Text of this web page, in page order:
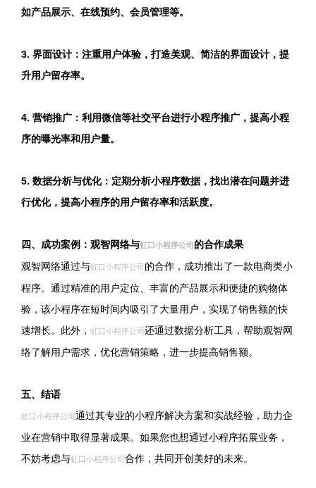
如产品展示、在线预约、会员管理等。
3. 界面设计：注重用户体验，打造美观、简洁的界面设计，提
升用户留存率。
4. 营销推广：利用微信等社交平台进行小程序推广，提高小程
序的曝光率和用户量。
5. 数据分析与优化：定期分析小程序数据，找出潜在问题并进
行优化，提高小程序的用户留存率和活跃度。
四、成功案例：观智网络与虹口小程序公司 的合作成果
观智网络通过与虹口小程序公司 的合作，成功推出了一款电商类小
程序。通过精准的用户定位、丰富的产品展示和便捷的购物体
验，该小程序在短时间内吸引了大量用户，实现了销售额的快
速增长。此外， 虹口小程序公司 还通过数据分析工具，帮助观智网
络了解用户需求，优化营销策略，进一步提高销售额。
五、结语
虹口小程序公司 通过其专业的小程序解决方案和实战经验，助力企
业在营销中取得显著成果。如果您也想通过小程序拓展业务，
不妨考虑与虹口小程序公司 合作，共同开创美好的未来。